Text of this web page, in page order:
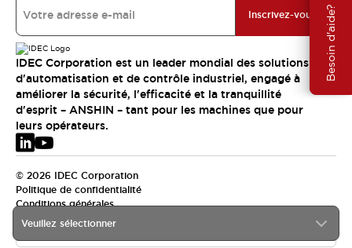
Besoin d'aide?
Veuillez sélectionner
Inscrivez-vous
IDEC Corporation est un leader mondial des solutions
d'automatisation et de contrôle industriel, engagé à
améliorer la sécurité, l'efficacité et la tranquillité
d'esprit – ANSHIN – tant pour les machines que pour
leurs opérateurs.
© 2026 IDEC Corporation
Politique de confidentialité
Conditions générales
EMEA